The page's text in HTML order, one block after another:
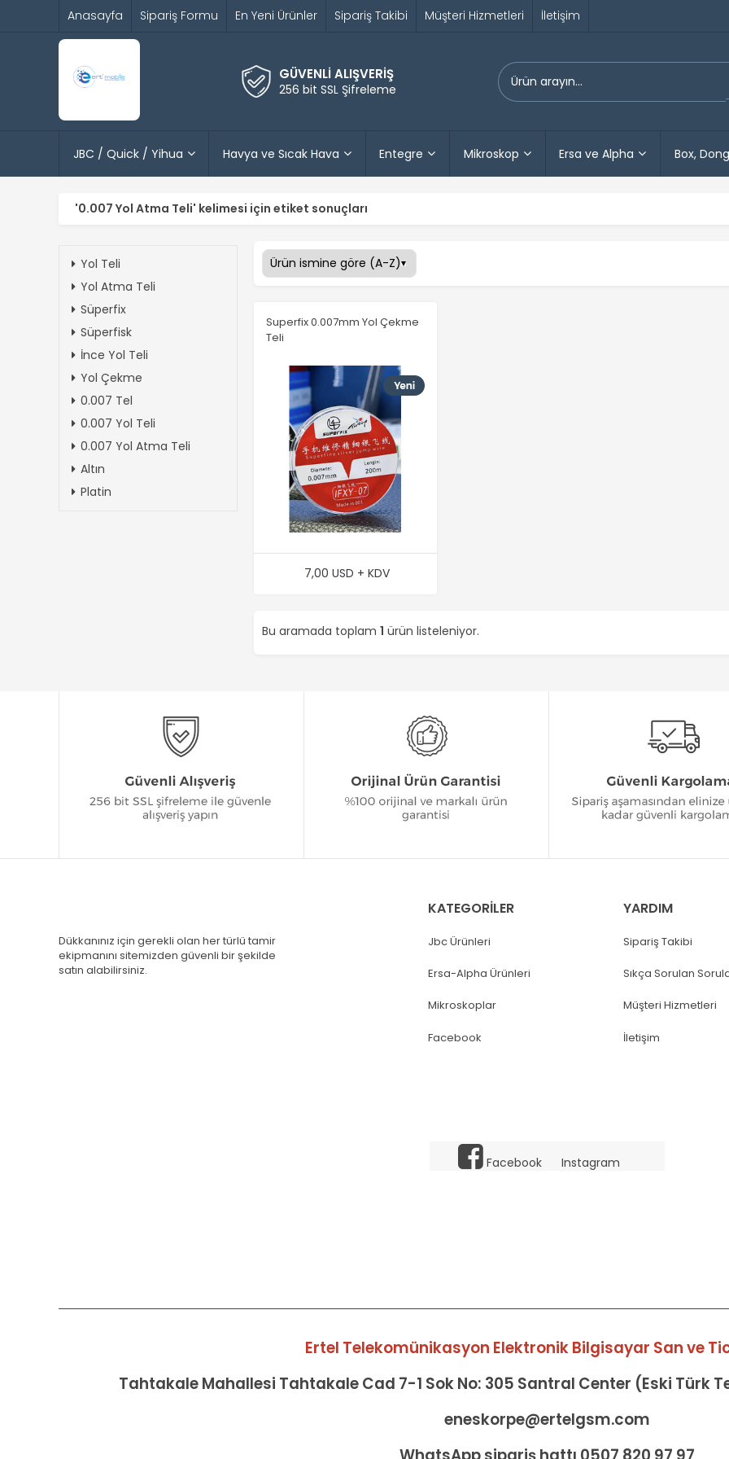
Anasayfa Sipariş Formu En Yeni Ürünler Sipariş Takibi Müşteri Hizmetleri İletişim
GÜVENLİ ALIŞVERİŞ
256 bit SSL Şifreleme
JBC / Quick / Yihua Havya ve Sıcak Hava Entegre Mikroskop Ersa ve Alpha Box,
'0.007 Yol Atma Teli' kelimesi için etiket sonuçları
Yol Teli
Yol Atma Teli
Süperfix
Süperfisk
İnce Yol Teli
Yol Çekme
0.007 Tel
0.007 Yol Teli
0.007 Yol Atma Teli
Altın
Platin
Superfix 0.007mm Yol Çekme
Teli
7,00 USD + KDV
Bu aramada toplam 1 ürün listeleniyor.
Dükkanınız için gerekli olan her türlü tamir
ekipmanını sitemizden güvenli bir şekilde
satın alabilirsiniz.
KATEGORİLER
Jbc Ürünleri
Ersa-Alpha Ürünleri
Mikroskoplar
Facebook
YARDIM
Sipariş Takibi
Sıkça Sorulan
Müşteri Hizmetleri
İletişim
Facebook Instagram
Ertel Telekomünikasyon Elektronik Bilgisayar San ve
Tahtakale Mahallesi Tahtakale Cad 7-1 Sok No: 305 Santral Center (Eski Türk
eneskorpe@ertelgsm.com